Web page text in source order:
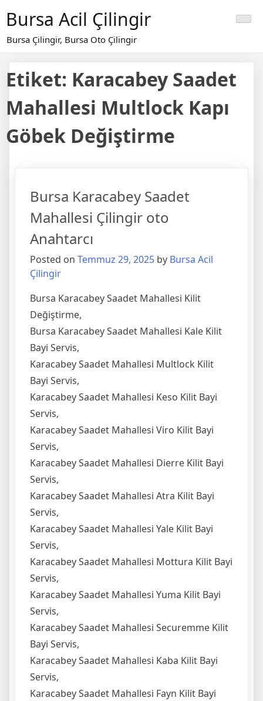
content
Bursa Acil Çilingir
Bursa Çilingir, Bursa Oto Çilingir
Etiket: Karacabey Saadet
Mahallesi Multlock Kapı
Göbek Değiştirme
Bursa Karacabey Saadet
Mahallesi Çilingir oto
Anahtarcı
Posted on Temmuz 29, 2025 by Bursa Acil
Çilingir
Bursa Karacabey Saadet Mahallesi Kilit
Değiştirme,
Bursa Karacabey Saadet Mahallesi Kale Kilit
Bayi Servis,
Karacabey Saadet Mahallesi Multlock Kilit
Bayi Servis,
Karacabey Saadet Mahallesi Keso Kilit Bayi
Servis,
Karacabey Saadet Mahallesi Viro Kilit Bayi
Servis,
Karacabey Saadet Mahallesi Dierre Kilit Bayi
Servis,
Karacabey Saadet Mahallesi Atra Kilit Bayi
Servis,
Karacabey Saadet Mahallesi Yale Kilit Bayi
Servis,
Karacabey Saadet Mahallesi Mottura Kilit Bayi
Servis,
Karacabey Saadet Mahallesi Yuma Kilit Bayi
Servis,
Karacabey Saadet Mahallesi Securemme Kilit
Bayi Servis,
Karacabey Saadet Mahallesi Kaba Kilit Bayi
Servis,
Karacabey Saadet Mahallesi Fayn Kilit Bayi